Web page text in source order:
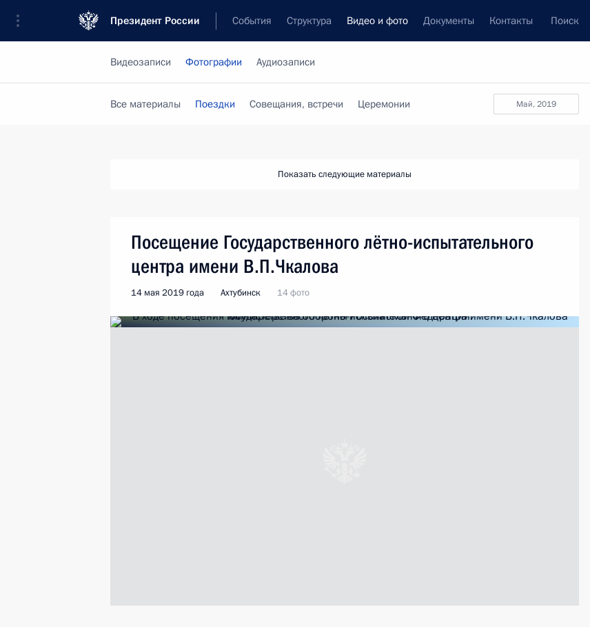
Президент России События Структура Видео и фото Документы Контакты Поиск
Видеозаписи Фотографии Аудиозаписи
май, 2019
Все материалы Поездки Совещания, встречи Церемонии
Показать следующие материалы
Посещение Государственного лётно-испытательного
центра имени В.П.Чкалова
14 мая 2019 года Ахтубинск 14 фото